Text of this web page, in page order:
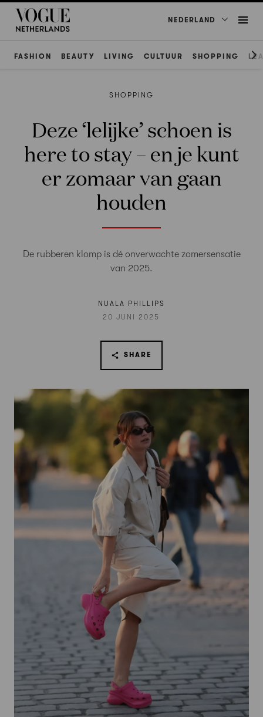
NEDERLAND
FASHION BEAUTY LIVING CULTUUR SHOPPING
SHOPPING
Deze ‘lelijke’ schoen is
here to stay – en je kunt
er zomaar van gaan
houden
De rubberen klomp is dé onverwachte zomersensatie
van 2025.
NUALA PHILLIPS
20 JUNI 2025
SHARE